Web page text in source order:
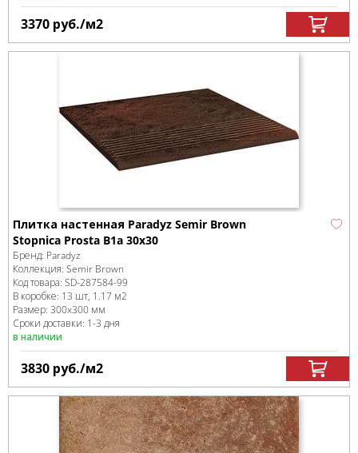
3370 руб./м2
Плитка настенная Paradyz Semir Brown
Stopnica Prosta B1a 30x30
Бренд: Paradyz
Коллекция: Semir Brown
Код товара: SD-287584-99
В коробке: 13 шт, 1.17 м2
Размер: 300x300 мм
Сроки доставки: 1-3 дня
в наличии
3830 руб./м2